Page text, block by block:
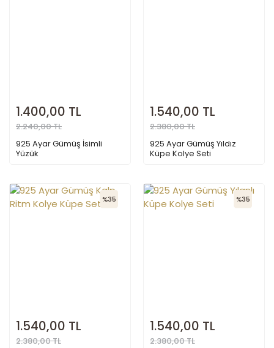
1.400,00 TL
2.240,00 TL
925 Ayar Gümüş İsimli
Yüzük
1.540,00 TL
2.380,00 TL
925 Ayar Gümüş Yıldız
Küpe Kolye Seti
%35
1.540,00 TL
2.380,00 TL
%35
1.540,00 TL
2.380,00 TL